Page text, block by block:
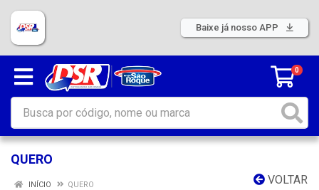
Baixe já nosso APP
0
QUERO
VOLTAR
INÍCIO QUERO